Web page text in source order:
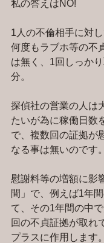
私の答えはNO!
1人の不倫相手に対
何度もラブホ等の不
は無く、1回しっか
分。
探偵社の営業の人は
たいが為に稼働日数
で、複数回の証拠が
なる事は無いのです。
慰謝料等の増額に影
間」で、例えば1年
て、その1年間の中
回の不貞証拠が取れ
プラスに作用します